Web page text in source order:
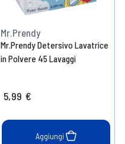
Mr.Prendy
Mr.Prendy Detersivo Lavatrice
in Polvere 45 Lavaggi
5,99 €
Aggiungi